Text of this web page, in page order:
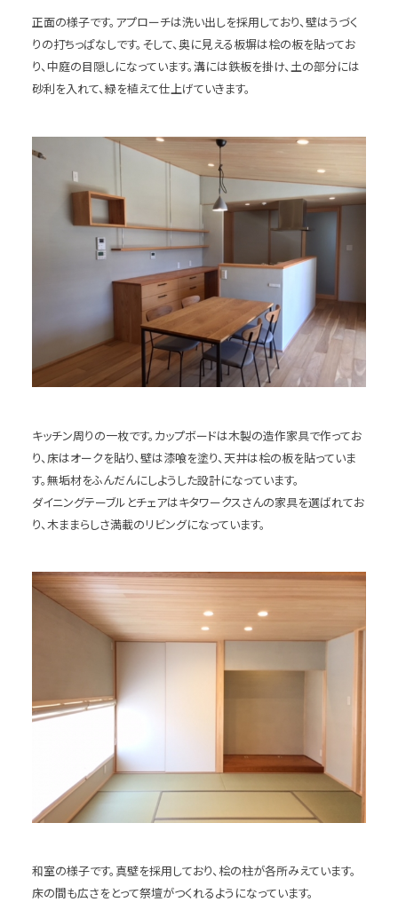
正面の様子です。アプローチは洗い出しを採用しており、壁はうづく
りの打ちっぱなしです。そして、奥に見える板塀は桧の板を貼ってお
り、中庭の目隠しになっています。溝には鉄板を掛け、土の部分には
砂利を入れて、緑を植えて仕上げていきます。
キッチン周りの一枚です。カップボードは木製の造作家具で作ってお
り、床はオークを貼り、壁は漆喰を塗り、天井は桧の板を貼っていま
す。無垢材をふんだんにしようした設計になっています。
ダイニングテーブルとチェアはキタワークスさんの家具を選ばれてお
り、木ままらしさ満載のリビングになっています。
和室の様子です。真壁を採用しており、桧の柱が各所みえています。
床の間も広さをとって祭壇がつくれるようになっています。